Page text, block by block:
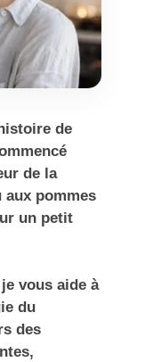
de
de la
aux pommes
un petit
vous aide à
du
des